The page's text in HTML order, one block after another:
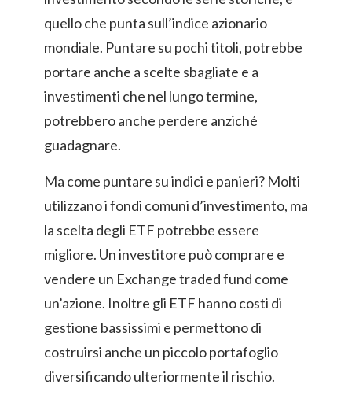
quello che punta sull’indice azionario
mondiale. Puntare su pochi titoli, potrebbe
portare anche a scelte sbagliate e a
investimenti che nel lungo termine,
potrebbero anche perdere anziché
guadagnare.
Ma come puntare su indici e panieri? Molti
utilizzano i fondi comuni d’investimento, ma
la scelta degli ETF potrebbe essere
migliore. Un investitore può comprare e
vendere un Exchange traded fund come
un’azione. Inoltre gli ETF hanno costi di
gestione bassissimi e permettono di
costruirsi anche un piccolo portafoglio
diversificando ulteriormente il rischio.